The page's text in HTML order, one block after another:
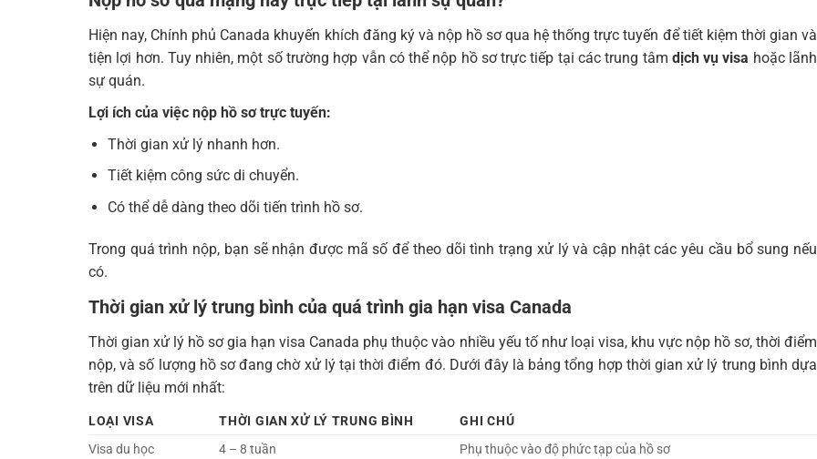
Hiện nay, Chính phủ Canada khuyến khích đăng ký và nộp hồ sơ qua hệ thống trực tuyến để tiết kiệm thời gian và
tiện lợi hơn. Tuy nhiên, một số trường hợp vẫn có thể nộp hồ sơ trực tiếp tại các trung tâm dịch vụ visa hoặc lãnh
sự quán.
Lợi ích của việc nộp hồ sơ trực tuyến:
Thời gian xử lý nhanh hơn.
Tiết kiệm công sức di chuyển.
Có thể dễ dàng theo dõi tiến trình hồ sơ.
Trong quá trình nộp, bạn sẽ nhận được mã số để theo dõi tình trạng xử lý và cập nhật các yêu cầu bổ sung nếu
có.
Thời gian xử lý trung bình của quá trình gia hạn visa Canada
Thời gian xử lý hồ sơ gia hạn visa Canada phụ thuộc vào nhiều yếu tố như loại visa, khu vực nộp hồ sơ, thời điểm
nộp, và số lượng hồ sơ đang chờ xử lý tại thời điểm đó. Dưới đây là bảng tổng hợp thời gian xử lý trung bình dựa
trên dữ liệu mới nhất:
LOẠI VISA THỜI GIAN XỬ LÝ TRUNG BÌNH
GHI CHÚ
Visa du học
4 – 8 tuần
Phụ thuộc vào độ phức tạp của hồ sơ